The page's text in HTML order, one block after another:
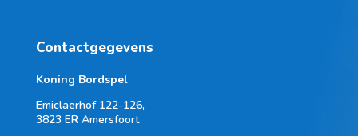
Contactgegevens
Koning Bordspel
Emiclaerhof 122-126,
3823 ER Amersfoort